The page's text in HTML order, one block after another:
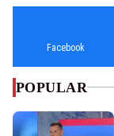
Facebook
POPULAR